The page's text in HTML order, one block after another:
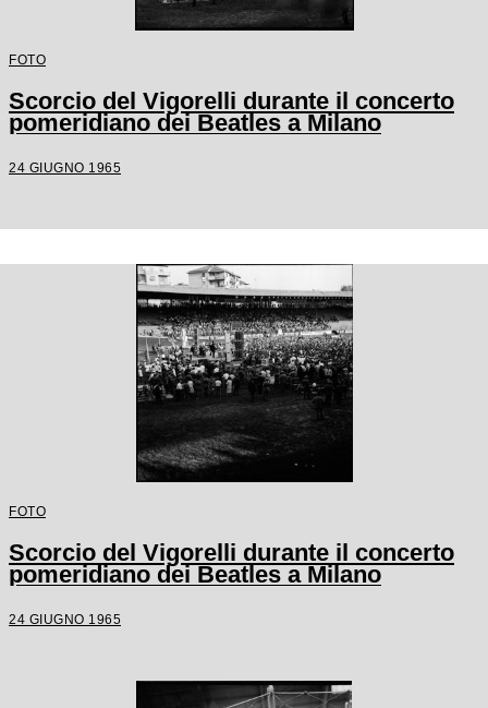
FOTO
Scorcio del Vigorelli durante il concerto
pomeridiano dei Beatles a Milano
24 GIUGNO 1965
FOTO
Scorcio del Vigorelli durante il concerto
pomeridiano dei Beatles a Milano
24 GIUGNO 1965